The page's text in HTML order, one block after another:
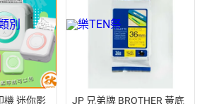
機 迷你影
JP 兄弟牌 BROTHER 黃底